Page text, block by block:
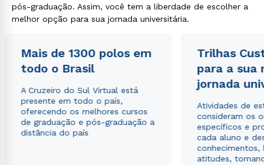
pós-graduação. Assim, você tem a liberdade de escolher a
melhor opção para sua jornada universitária.
Mais de 1300 polos em
todo o Brasil
A Cruzeiro do Sul Virtual está
presente em todo o país,
oferecendo os melhores cursos
de graduação e pós-graduação a
distância do país
Trilhas
para a sua
jornada
Atividades de
consideram os
específicos e
cada aluno e
conhecimentos,
atitudes,
Estou de acordo com a Política de Privacidade.e
autorizo que meus dados sejam utilizados para o
envio de conteúdos da Cruzeiro do Sul.